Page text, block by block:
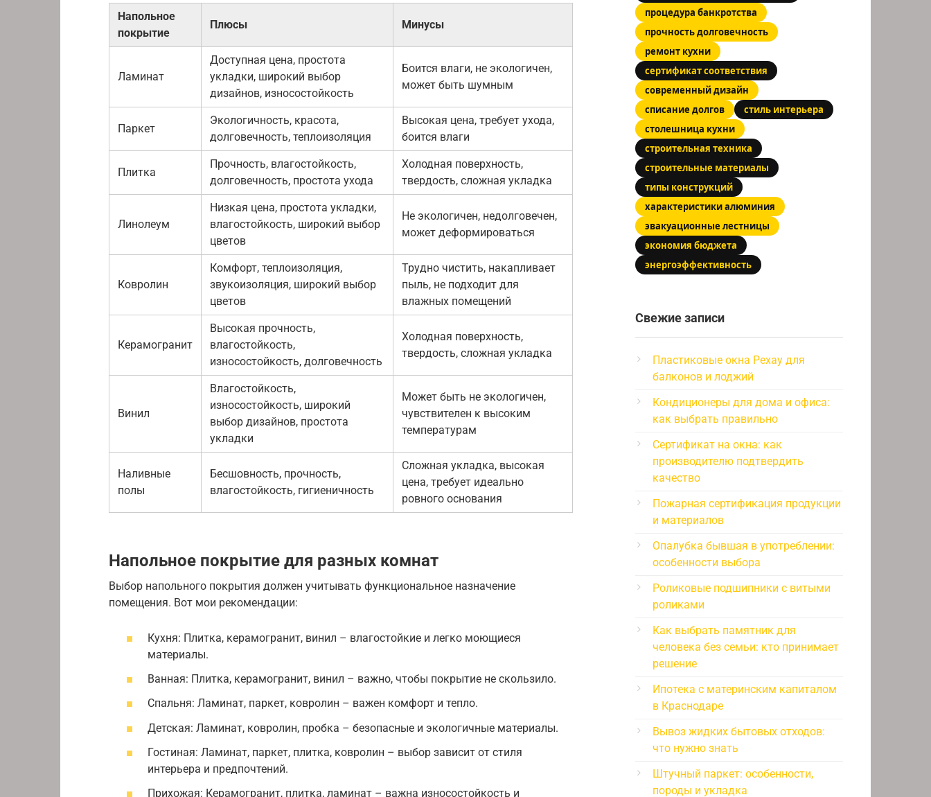
Напольное
покрытие
Плюсы Минусы
Ламинат
Доступная цена, простота
укладки, широкий выбор
дизайнов, износостойкость
Боится влаги, не экологичен,
может быть шумным
Паркет
Экологичность, красота,
долговечность, теплоизоляция
Высокая цена, требует ухода,
боится влаги
Плитка
Прочность, влагостойкость,
долговечность, простота ухода
Холодная поверхность,
твердость, сложная укладка
Линолеум
Низкая цена, простота укладки,
влагостойкость, широкий выбор
цветов
Не экологичен, недолговечен,
может деформироваться
Ковролин
Комфорт, теплоизоляция,
звукоизоляция, широкий выбор
цветов
Трудно чистить, накапливает
пыль, не подходит для
влажных помещений
Керамогранит
Высокая прочность,
влагостойкость,
износостойкость, долговечность
Холодная поверхность,
твердость, сложная укладка
Винил
Влагостойкость,
износостойкость, широкий
выбор дизайнов, простота
укладки
Может быть не экологичен,
чувствителен к высоким
температурам
Наливные
полы
Бесшовность, прочность,
влагостойкость, гигиеничность
Сложная укладка, высокая
цена, требует идеально
ровного основания
Напольное покрытие для разных комнат
Выбор напольного покрытия должен учитывать функциональное назначение
помещения. Вот мои рекомендации:
Кухня: Плитка, керамогранит, винил – влагостойкие и легко моющиеся
материалы.
Ванная: Плитка, керамогранит, винил – важно, чтобы покрытие не скользило.
Спальня: Ламинат, паркет, ковролин – важен комфорт и тепло.
Детская: Ламинат, ковролин, пробка – безопасные и экологичные материалы.
Гостиная: Ламинат, паркет, плитка, ковролин – выбор зависит от стиля
интерьера и предпочтений.
Прихожая: Керамогранит, плитка, ламинат – важна износостойкость и
процедура банкротства
прочность долговечность
ремонт кухни
сертификат соответствия
современный дизайн
списание долгов
стиль интерьера
столешница кухни
строительная техника
строительные материалы
типы конструкций
характеристики алюминия
эвакуационные лестницы
экономия бюджета
энергоэффективность
Свежие записи
Пластиковые окна Рехау для
балконов и лоджий
Кондиционеры для дома и офиса:
как выбрать правильно
Сертификат на окна: как
производителю подтвердить
качество
Пожарная сертификация продукции
и материалов
Опалубка бывшая в употреблении:
особенности выбора
Роликовые подшипники с витыми
роликами
Как выбрать памятник для
человека без семьи: кто принимает
решение
Ипотека с материнским капиталом
в Краснодаре
Вывоз жидких бытовых отходов:
что нужно знать
Штучный паркет: особенности,
породы и укладка